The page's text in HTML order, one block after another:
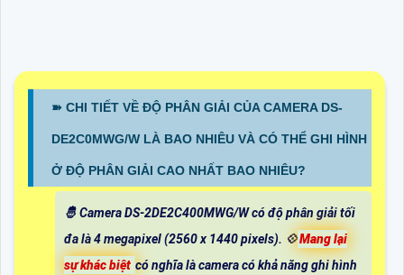
➽ CHI TIẾT VỀ ĐỘ PHÂN GIẢI CỦA CAMERA DS-
DE2C0MWG/W LÀ BAO NHIÊU VÀ CÓ THỂ GHI HÌNH
Ở ĐỘ PHÂN GIẢI CAO NHẤT BAO NHIÊU?
🤴 Camera DS-2DE2C400MWG/W có độ phân giải tối
đa là 4 megapixel (2560 x 1440 pixels). 💠Mang lại
sự khác biệt có nghĩa là camera có khả năng ghi hình